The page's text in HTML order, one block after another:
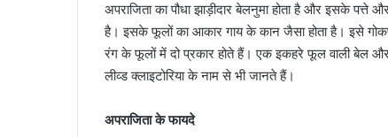
अपराजिता का पौधा झाड़ीदार बेलनुमा होता है और इसके पत्ते
है। इसके फूलों का आकार गाय के कान जैसा होता है। इसे
रंग के फूलों में दो प्रकार होते हैं। एक इकहरे फूल वाली बेल और
लीव्ड क्लाइटोरिया के नाम से भी जानते हैं।
अपराजिता के फायदे